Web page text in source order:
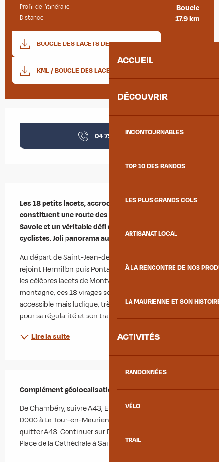
ACCUEIL
DÉCOUVRIR
INCONTOURNABLES
TOP 10 DES RANDOS
LES PLUS GRANDS COLS
ARTISANAT LOCAL
À LA RENCONTRE DE NOS
LA MAURIENNE ET SON
ACTIVITÉS
RANDONNÉES
VÉLO
TRAIL
Profil de l’itinéraire Boucle
Distance 17.9 km
Documentation
BOUCLE DES LACETS DE MONTVERNIER
KML / BOUCLE DES LACETS DE MONTVERNIER
Ouverture et coordonnées
04 79 83 51▒▒
Les 18 petits lacets, accrochés à la montagne,
constituent une route des plus spectaculaires de
Savoie et un véritable défi de plaisir pour les
cyclistes. Joli panorama au sommet.
Au départ de Saint-Jean-de-Maurienne, l’itinéraire
rejoint Hermillon puis Pontamafrey avant d’attaquer
les célèbres lacets de Montvernier. Accrochés à la
montagne, ces 18 virages serrés offrent une montée
accessible mais ludique, très appréciée des cyclistes
pour sa régularité et son tracé...
Lire la suite
Complément géolocalisation
Complément géolocalisation
De Chambéry, suivre A43, E70 et A43 en direction de
D906 à La Tour-en-Maurienne. Prendre la sortie 27 et
quitter A43. Continuer sur D906. Rouler en direction de
Place de la Cathédrale à Saint-Jean-de-Maurienne